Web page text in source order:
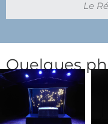
Le
Quelques